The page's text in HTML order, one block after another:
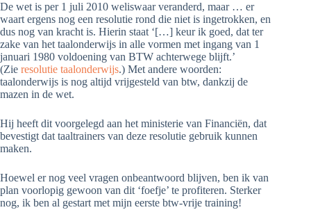
De wet is per 1 juli 2010 weliswaar veranderd, maar … er
waart ergens nog een resolutie rond die niet is ingetrokken, en
dus nog van kracht is. Hierin staat ‘[…] keur ik goed, dat ter
zake van het taalonderwijs in alle vormen met ingang van 1
januari 1980 voldoening van BTW achterwege blijft.’
(Zie resolutie taalonderwijs.) Met andere woorden:
taalonderwijs is nog altijd vrijgesteld van btw, dankzij de
mazen in de wet.
Hij heeft dit voorgelegd aan het ministerie van Financiën, dat
bevestigt dat taaltrainers van deze resolutie gebruik kunnen
maken.
Hoewel er nog veel vragen onbeantwoord blijven, ben ik van
plan voorlopig gewoon van dit ‘foefje’ te profiteren. Sterker
nog, ik ben al gestart met mijn eerste btw-vrije training!